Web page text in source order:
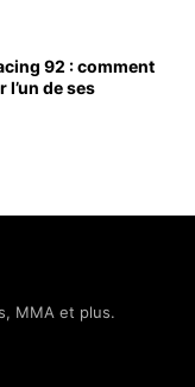
92 : comment
l’un de ses
MMA et plus.